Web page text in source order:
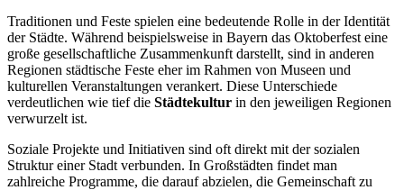
Traditionen und Feste spielen eine bedeutende Rolle in der Identität
der Städte. Während beispielsweise in Bayern das Oktoberfest eine
große gesellschaftliche Zusammenkunft darstellt, sind in anderen
Regionen städtische Feste eher im Rahmen von Museen und
kulturellen Veranstaltungen verankert. Diese Unterschiede
verdeutlichen wie tief die Städtekultur in den jeweiligen Regionen
verwurzelt ist.
Soziale Projekte und Initiativen sind oft direkt mit der sozialen
Struktur einer Stadt verbunden. In Großstädten findet man
zahlreiche Programme, die darauf abzielen, die Gemeinschaft zu